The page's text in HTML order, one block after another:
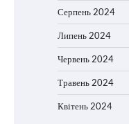
Серпень 2024
Липень 2024
Червень 2024
Травень 2024
Квітень 2024